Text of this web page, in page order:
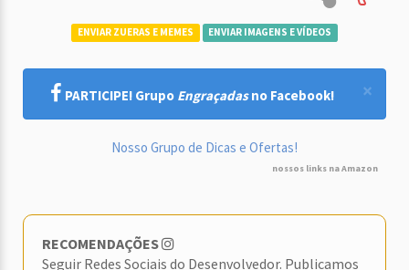
ENVIAR ZUERAS E MEMES ENVIAR IMAGENS E VÍDEOS
×
PARTICIPE! Grupo Engraçadasno Facebook!
Nosso Grupo de Dicas e Ofertas!
nossos links na Amazon
RECOMENDAÇÕES
Seguir Redes Sociais do Desenvolvedor. Publicamos